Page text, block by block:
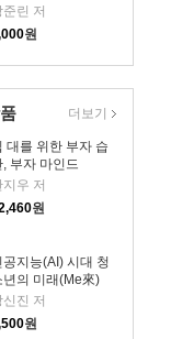
준린 저
원
대를 위한 부자 습
, 부자 마인드
지우 저
원
공지능(AI) 시대 청
년의 미래(Me來)
신진 저
원
더보기